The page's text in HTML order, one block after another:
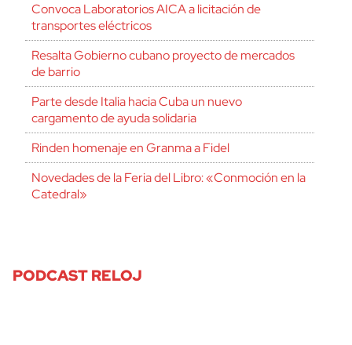
Convoca Laboratorios AICA a licitación de
transportes eléctricos
Resalta Gobierno cubano proyecto de mercados
de barrio
Parte desde Italia hacia Cuba un nuevo
cargamento de ayuda solidaria
Rinden homenaje en Granma a Fidel
Novedades de la Feria del Libro: «Conmoción en la
Catedral»
PODCAST RELOJ